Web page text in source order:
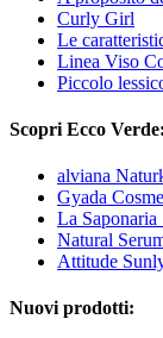
Curly Girl
Le
Linea Viso
Piccolo
Scopri Ecco Verde:
alviana
Gyada
La Saponaria
Natural
Attitude
Nuovi prodotti: